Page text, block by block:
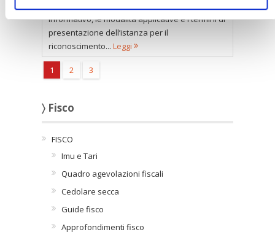
informativo, le modalità applicative e i termini di
presentazione dell’istanza per il
riconoscimento... Leggi
1 2 3
〉 Fisco
FISCO
Imu e Tari
Quadro agevolazioni fiscali
Cedolare secca
Guide fisco
Approfondimenti fisco